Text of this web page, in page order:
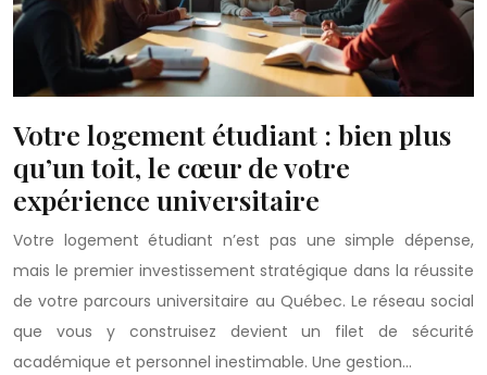
Votre logement étudiant : bien plus
qu’un toit, le cœur de votre
expérience universitaire
Votre logement étudiant n’est pas une simple dépense,
mais le premier investissement stratégique dans la réussite
de votre parcours universitaire au Québec. Le réseau social
que vous y construisez devient un filet de sécurité
académique et personnel inestimable. Une gestion…